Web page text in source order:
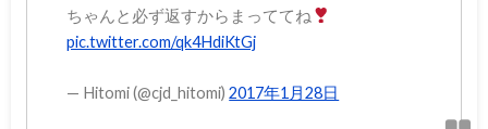
ちゃんと必ず返すからまっててね
pic.twitter.com/qk4HdiKtGj
— Hitomi (@cjd_hitomi)2017年1月28日